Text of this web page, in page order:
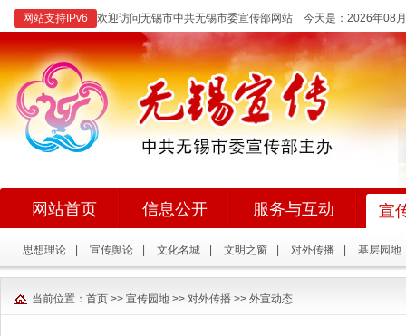
网站支持IPv6 欢迎访问无锡市中共无锡市委宣传部网站 今天是： 2026年08
网站首页 信息公开 服务与互动 宣
思想理论 宣传舆论 文化名城 文明之窗 对外传播 基层园地
当前位置： 首页 >> 宣传园地 >> 对外传播 >> 外宣动态